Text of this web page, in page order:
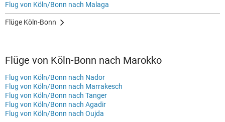
Flug von Köln/Bonn nach Malaga
Flüge Köln-Bonn
Flüge von Köln-Bonn nach Marokko
Flug von Köln/Bonn nach Nador
Flug von Köln/Bonn nach Marrakesch
Flug von Köln/Bonn nach Tanger
Flug von Köln/Bonn nach Agadir
Flug von Köln/Bonn nach Oujda